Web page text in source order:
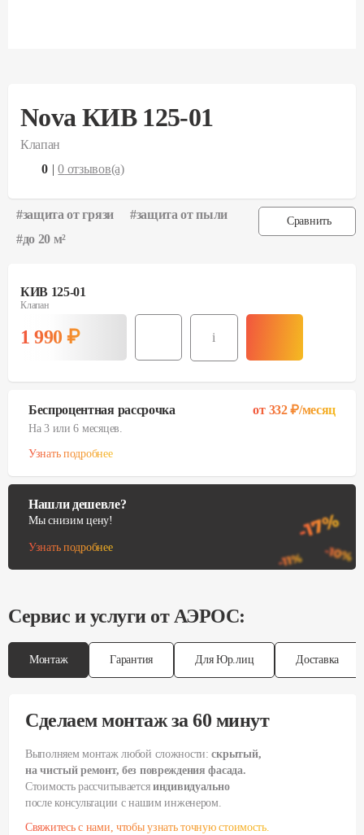
Nova КИВ 125-01
Клапан
0 | 0 отзывов(а)
#защита от грязи #защита от пыли
#до 20 м²
Сравнить
КИВ 125-01
Клапан
1 990 ₽ i
Беспроцентная рассрочка от 332₽/месяц
На 3 или 6 месяцев.
Узнать подробнее
Нашли дешевле?
Мы снизим цену!
Узнать подробнее
Сервис и услуги от АЭРОС:
Монтаж Гарантия Для Юр.лиц Доставка
Сделаем монтаж за 60 минут
Выполняем монтаж любой сложности: скрытый,
на чистый ремонт, без повреждения фасада.
Стоимость рассчитываетсяиндивидуально
после консультации с нашим инженером.
Свяжитесь с нами, чтобы узнать точную стоимость.